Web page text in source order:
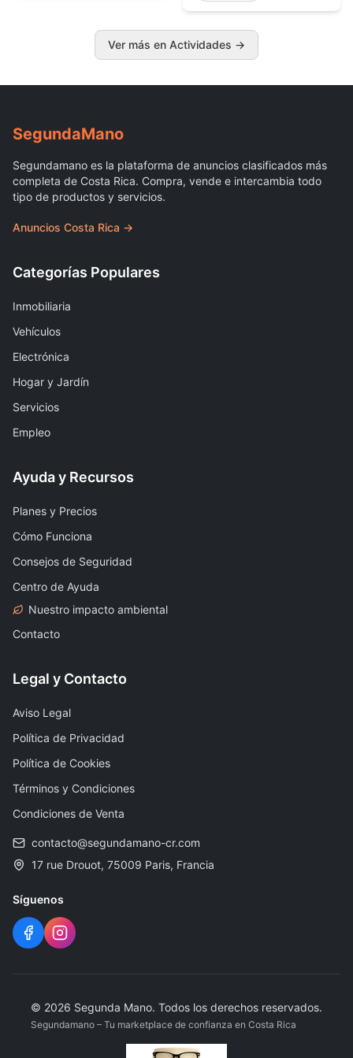
Ver más en Actividades →
SegundaMano
Segundamano es la plataforma de anuncios clasificados más
completa de Costa Rica. Compra, vende e intercambia todo
tipo de productos y servicios.
Anuncios Costa Rica →
Categorías Populares
Inmobiliaria
Vehículos
Electrónica
Hogar y Jardín
Servicios
Empleo
Ayuda y Recursos
Planes y Precios
Cómo Funciona
Consejos de Seguridad
Centro de Ayuda
Nuestro impacto ambiental
Contacto
Legal y Contacto
Aviso Legal
Política de Privacidad
Política de Cookies
Términos y Condiciones
Condiciones de Venta
contacto@segundamano-cr.com
17 rue Drouot, 75009 Paris, Francia
Síguenos
© 2026 Segunda Mano. Todos los derechos reservados.
Segundamano – Tu marketplace de confianza en Costa Rica